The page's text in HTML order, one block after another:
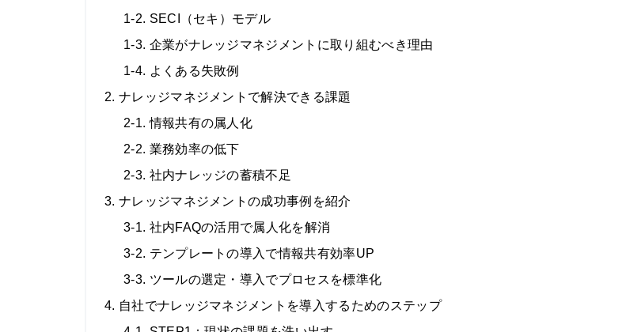
1-2. SECI（セキ）モデル
1-3. 企業がナレッジマネジメントに取り組むべき理由
1-4. よくある失敗例
2. ナレッジマネジメントで解決できる課題
2-1. 情報共有の属人化
2-2. 業務効率の低下
2-3. 社内ナレッジの蓄積不足
3. ナレッジマネジメントの成功事例を紹介
3-1. 社内FAQの活用で属人化を解消
3-2. テンプレートの導入で情報共有効率UP
3-3. ツールの選定・導入でプロセスを標準化
4. 自社でナレッジマネジメントを導入するためのステップ